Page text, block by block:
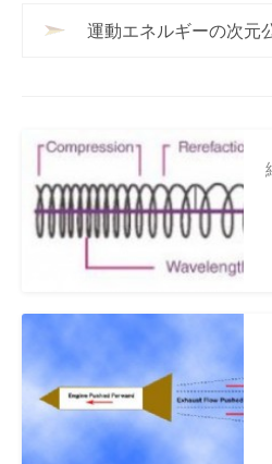
運動エネルギーの次元